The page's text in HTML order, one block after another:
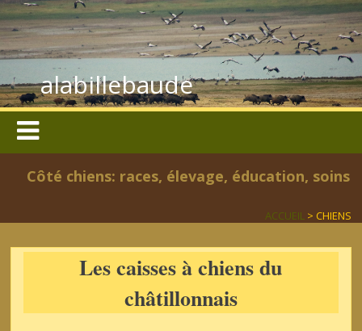
alabillebaude
Côté chiens: races, élevage, éducation, soins
ACCUEIL> CHIENS
Les caisses à chiens du
châtillonnais